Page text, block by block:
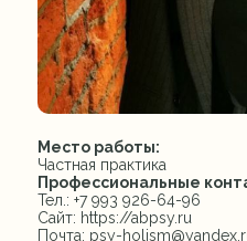
Место работы:
Частная практика
Профессиональные
Тел.: +7 993 926-64-96
Сайт: https://abpsy.ru
Почта: psy-